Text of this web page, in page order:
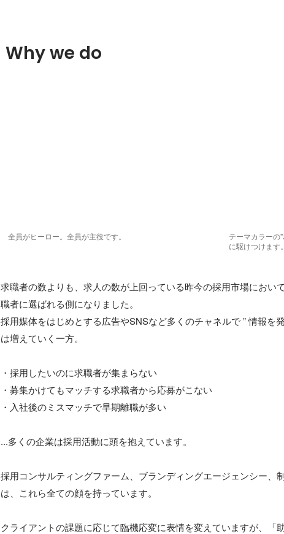
Why we do
全員がヒーロー。全員が主役です。
テーマカラーの
に駆けつけます。
求職者の数よりも、求人の数が上回っている昨今の採用市場におい
職者に選ばれる側になりました。
採用媒体をはじめとする広告やSNSなど多くのチャネルで ” 情報を
は増えていく一方。
・採用したいのに求職者が集まらない
・募集かけてもマッチする求職者から応募がこない
・入社後のミスマッチで早期離職が多い
...多くの企業は採用活動に頭を抱えています。
採用コンサルティングファーム、ブランディングエージェンシー、
は、これら全ての顔を持っています。
クライアントの課題に応じて臨機応変に表情を変えていますが、「